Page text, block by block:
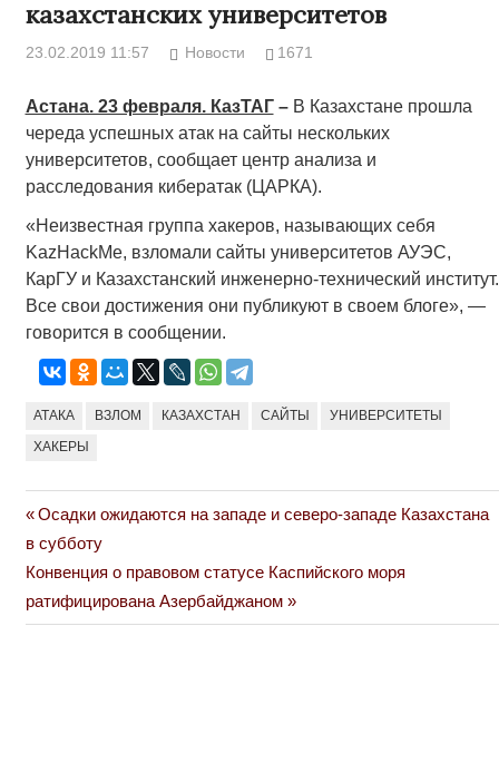
казахстанских университетов
23.02.2019 11:57 Новости 1671
Астана. 23 февраля. КазТАГ–В Казахстане прошла
череда успешных атак на сайты нескольких
университетов, сообщает центр анализа и
расследования кибератак (ЦАРКА).
«Неизвестная группа хакеров, называющих себя
KazHackMe, взломали сайты университетов АУЭС,
КарГУ и Казахстанский инженерно-технический институт.
Все свои достижения они публикуют в своем блоге», —
говорится в сообщении.
АТАКА ВЗЛОМ КАЗАХСТАН САЙТЫ УНИВЕРСИТЕТЫ
ХАКЕРЫ
Навигация
по
записям
Previous
Post:
Осадки ожидаются на западе и северо-западе Казахстана
в субботу
Next
Post:
Конвенция о правовом статусе Каспийского моря
ратифицирована Азербайджаном